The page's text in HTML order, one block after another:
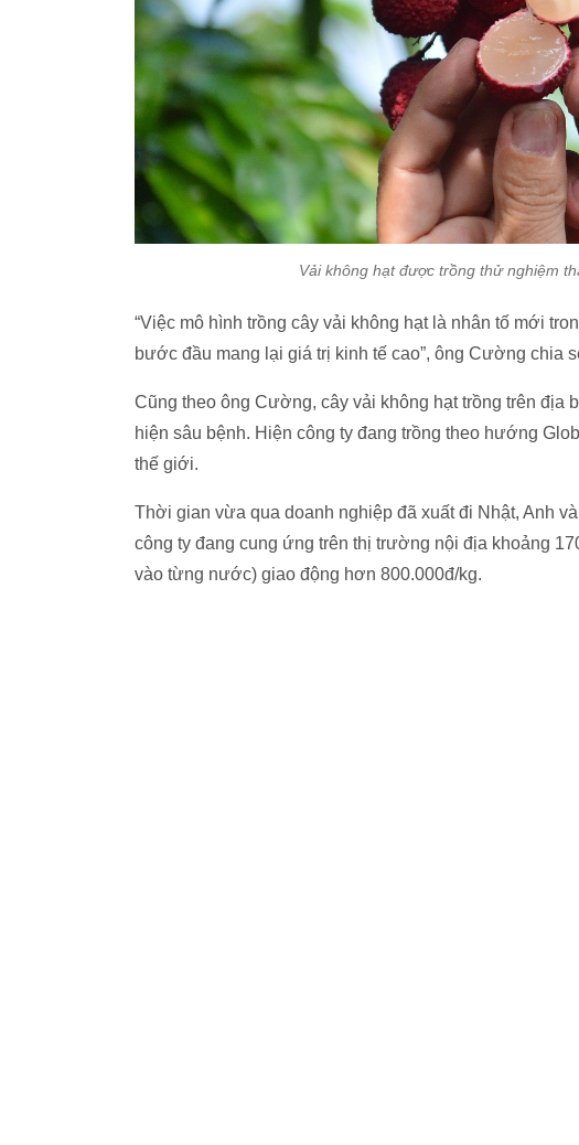
Vải không hạt được trồng thử nghiệm
“Việc mô hình trồng cây vải không hạt là nhân tố mới
bước đầu mang lại giá trị kinh tế cao”, ông Cường chia
Cũng theo ông Cường, cây vải không hạt trồng trên địa
hiện sâu bệnh. Hiện công ty đang trồng theo hướng
thế giới.
Thời gian vừa qua doanh nghiệp đã xuất đi Nhật, Anh
công ty đang cung ứng trên thị trường nội địa khoảng
vào từng nước) giao động hơn 800.000đ/kg.